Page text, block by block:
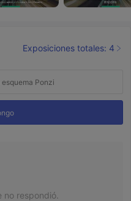
Exposiciones totales: 4
Ponzi
no respondió.